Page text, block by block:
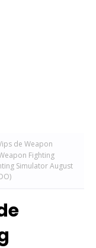
de Weapon
Fighting
Simulator August